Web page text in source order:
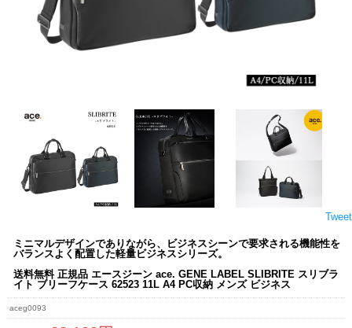
Tweet
ミニマルデザインでありながら、ビジネスシーンで要求される機能性を
バランスよく配置した軽量ビジネスシリーズ。
送料無料 正規品 エースジーン ace. GENE LABEL SLIBRITE スリブラ
イト ブリーフケース 62523 11L A4 PC収納 メンズ ビジネス
aceg0093